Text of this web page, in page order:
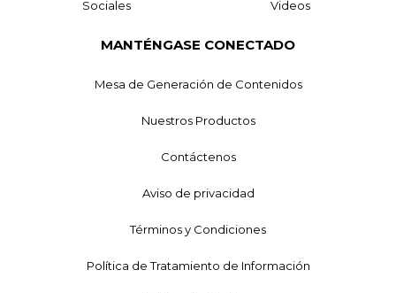
Sociales Videos
MANTÉNGASE CONECTADO
Mesa de Generación de Contenidos
Nuestros Productos
Contáctenos
Aviso de privacidad
Términos y Condiciones
Política de Tratamiento de Información